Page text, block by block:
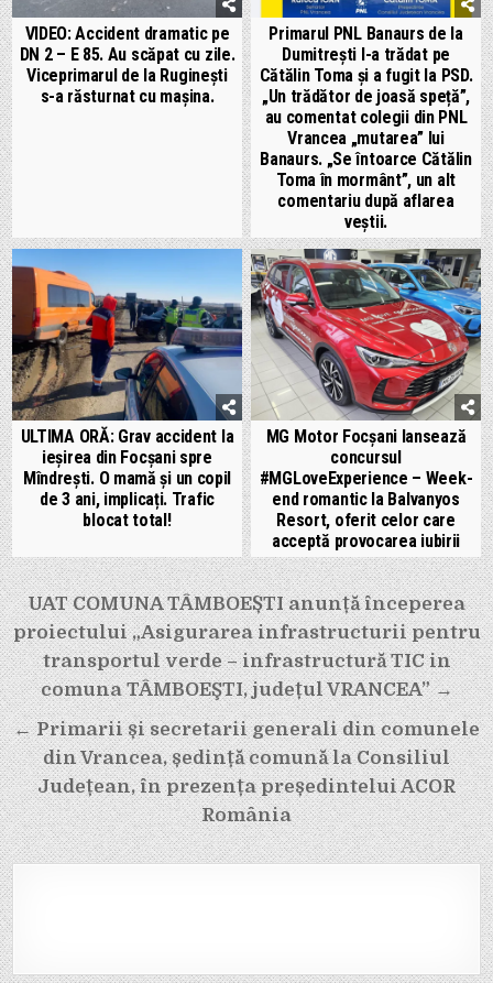
VIDEO: Accident dramatic pe
DN 2 – E 85. Au scăpat cu zile.
Viceprimarul de la Ruginești
s-a răsturnat cu mașina.
Primarul PNL Banaurs de la
Dumitrești l-a trădat pe
Cătălin Toma și a fugit la PSD.
„Un trădător de joasă speță”,
au comentat colegii din PNL
Vrancea „mutarea” lui
Banaurs. „Se întoarce Cătălin
Toma în mormânt”, un alt
comentariu după aflarea
veștii.
ULTIMA ORĂ: Grav accident la
ieșirea din Focșani spre
Mîndrești. O mamă și un copil
de 3 ani, implicați. Trafic
blocat total!
MG Motor Focșani lansează
concursul
#MGLoveExperience – Week-
end romantic la Balvanyos
Resort, oferit celor care
acceptă provocarea iubirii
Navigare
în
articole
UAT COMUNA TÂMBOEȘTI anunță începerea
proiectului „Asigurarea infrastructurii pentru
transportul verde – infrastructură TIC in
comuna TÂMBOEŞTI, județul VRANCEA” →
← Primarii și secretarii generali din comunele
din Vrancea, ședință comună la Consiliul
Județean, în prezența președintelui ACOR
România